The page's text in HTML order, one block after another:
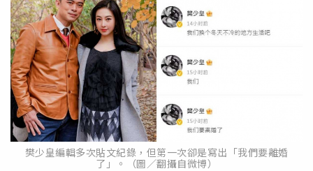
樊少皇編輯多次貼文紀錄，但第一次卻是寫出「我們要離婚
了」。（圖／翻攝自微博）